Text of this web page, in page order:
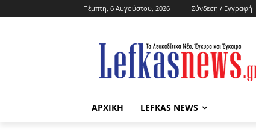
Πέμπτη, 6 Αυγούστου, 2026 Σύνδεση / Εγγραφή
ΑΡΧΙΚΗ LEFKAS NEWS